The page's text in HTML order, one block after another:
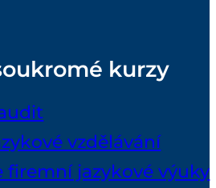
kurzy
vzdělávání
firemní jazykové výuky